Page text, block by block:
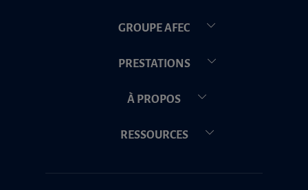
GROUPE AFEC
PRESTATIONS
À PROPOS
RESSOURCES